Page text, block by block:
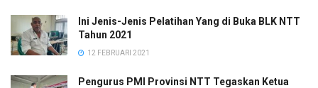
Ini Jenis-Jenis Pelatihan Yang di Buka BLK NTT
Tahun 2021
12 FEBRUARI 2021
Pengurus PMI Provinsi NTT Tegaskan Ketua